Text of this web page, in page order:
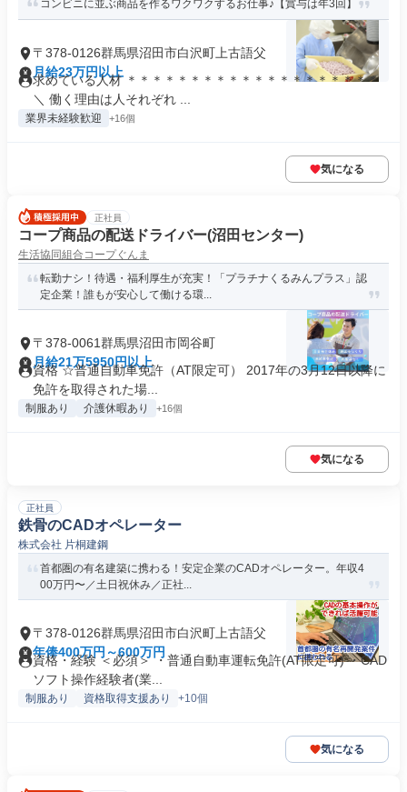
コンビニに並ぶ商品を作るワクワクするお仕事♪【賞与は年3回】
〒378-0126群馬県沼田市白沢町上古語父
月給23万円以上
求めている人材 ＊＊＊＊＊＊＊＊＊＊＊＊＊＊＊＊＊＊＊＊
＼ 働く理由は人それぞれ ...
業界未経験歓迎 +16個
気になる
正社員
コープ商品の配送ドライバー(沼田センター)
生活協同組合コープぐんま
転勤ナシ！待遇・福利厚生が充実！「プラチナくるみんプラス」認
定企業！誰もが安心して働ける環...
〒378-0061群馬県沼田市岡谷町
月給21万5950円以上
資格 ☆普通自動車免許（AT限定可） 2017年の3月12日以降に
免許を取得された場...
制服あり 介護休暇あり +16個
気になる
正社員
鉄骨のCADオペレーター
株式会社 片桐建鋼
首都圏の有名建築に携わる！安定企業のCADオペレーター。年収4
00万円〜／土日祝休み／正社...
〒378-0126群馬県沼田市白沢町上古語父
年俸400万円～600万円
資格・経験 ＜必須＞ ・普通自動車運転免許(AT限定可) ・CAD
ソフト操作経験者(業...
制服あり 資格取得支援あり +10個
気になる